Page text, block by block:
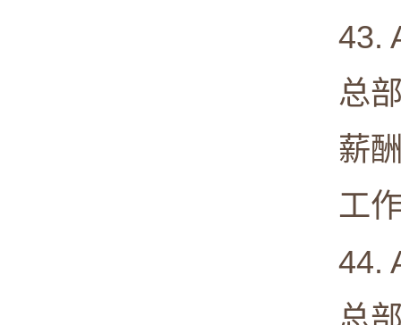
43.
总部:
薪酬
工作
44.